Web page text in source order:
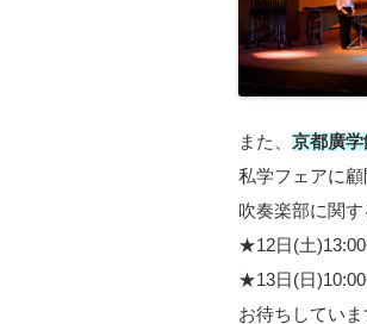
また、 京都廣
私学フェアに
吹奏楽部に関
★12日(土
★13日(日
お待ちしていま